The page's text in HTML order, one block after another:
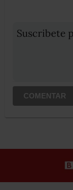
Suscribete
COMENTAR